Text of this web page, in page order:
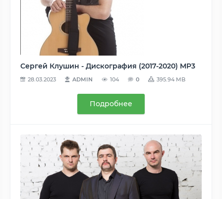
Сергей Клушин - Дискография (2017-2020) MP3
28.03.2023 ADMIN 104 0 395.94 MB
Подробнее